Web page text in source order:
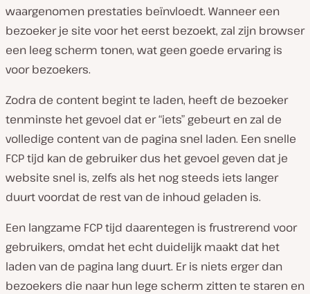
waargenomen prestaties beïnvloedt. Wanneer een
bezoeker je site voor het eerst bezoekt, zal zijn browser
een leeg scherm tonen, wat geen goede ervaring is
voor bezoekers.
Zodra de content begint te laden, heeft de bezoeker
tenminste het gevoel dat er “iets” gebeurt en zal de
volledige content van de pagina snel laden. Een snelle
FCP tijd kan de gebruiker dus het gevoel geven dat je
website snel is, zelfs als het nog steeds iets langer
duurt voordat de rest van de inhoud geladen is.
Een langzame FCP tijd daarentegen is frustrerend voor
gebruikers, omdat het echt duidelijk maakt dat het
laden van de pagina lang duurt. Er is niets erger dan
bezoekers die naar hun lege scherm zitten te staren en